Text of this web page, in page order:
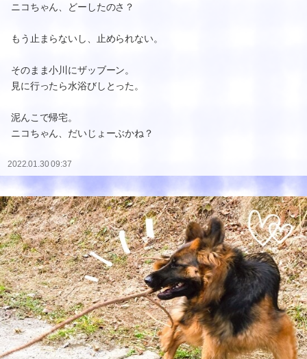
ニコちゃん、どーしたのさ？
もう止まらないし、止められない。
そのまま小川にザッブーン。
見に行ったら水浴びしとった。
泥んこで帰宅。
ニコちゃん、だいじょーぶかね？
2022.01.30 09:37